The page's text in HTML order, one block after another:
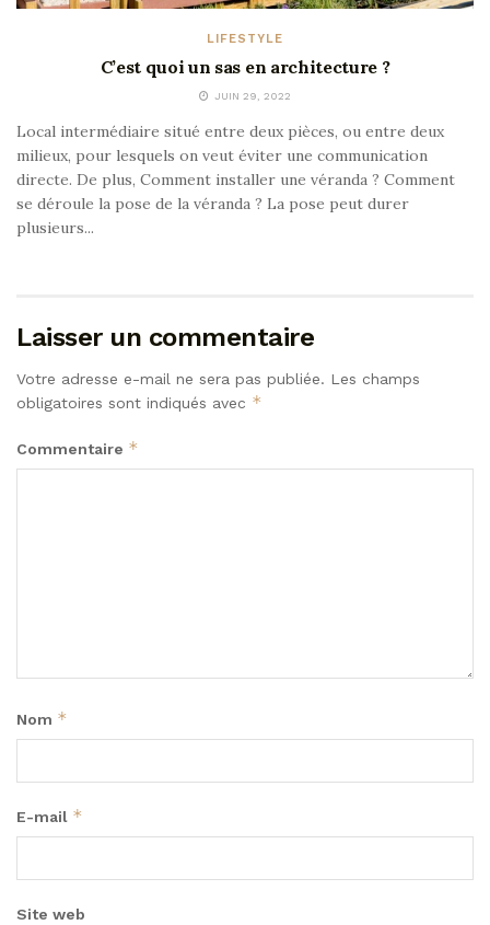
LIFESTYLE
C’est quoi un sas en architecture ?
JUIN 29, 2022
Local intermédiaire situé entre deux pièces, ou entre deux
milieux, pour lesquels on veut éviter une communication
directe. De plus, Comment installer une véranda ? Comment
se déroule la pose de la véranda ? La pose peut durer
plusieurs...
Laisser un commentaire
Votre adresse e-mail ne sera pas publiée. Les champs
obligatoires sont indiqués avec *
Commentaire *
Nom *
E-mail *
Site web